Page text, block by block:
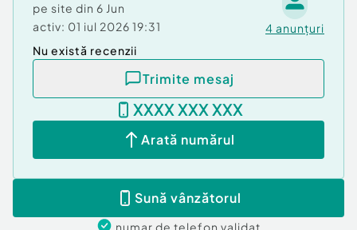
pe site din 6 Jun
activ: 01 iul 2026 19:31 4 anunțuri
Nu există recenzii
Trimite mesaj
XXXX XXX XXX
Arată numărul
Sună vânzătorul
numar de telefon validat